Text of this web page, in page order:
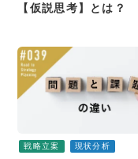
【仮説思考】とは？
戦略立案
現状分析